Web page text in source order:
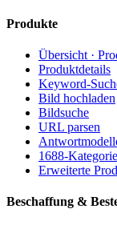
Produkte
Übersicht ·
Produktdetails
Keyword-
Bild hochladen
Bildsuche
URL parsen
1688-
Erweiterte
Beschaffung &